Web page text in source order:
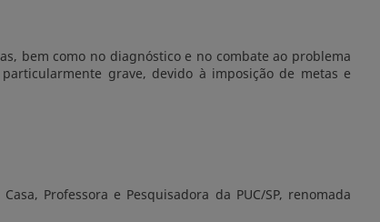
bem como no diagnóstico e no combate ao problema
grave, devido à imposição de metas e
Professora e Pesquisadora da PUC/SP, renomada